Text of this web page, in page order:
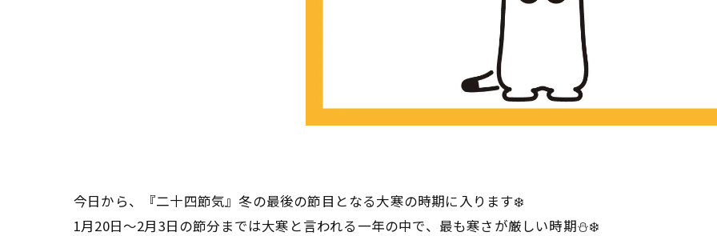
今日から、『二十四節気』冬の最後の節目となる大寒の時期に入ります❄️
1月20日〜2月3日の節分までは大寒と言われる一年の中で、最も寒さが厳しい時期⛄️❄️